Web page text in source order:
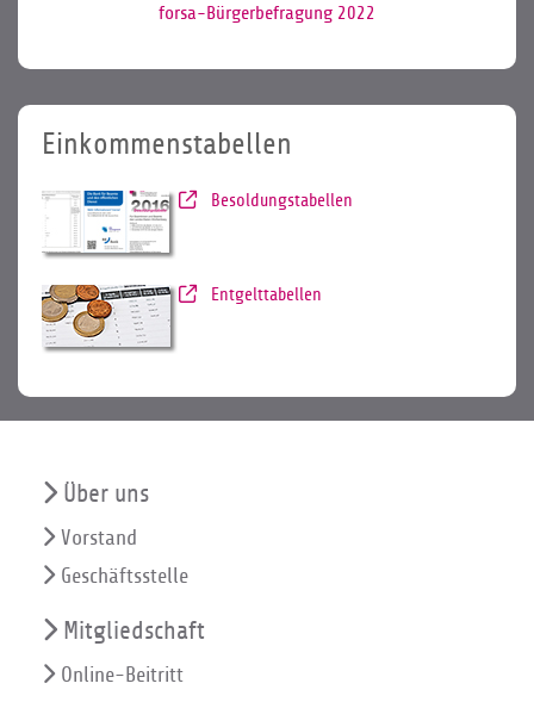
forsa-Bürgerbefragung 2022
Einkommenstabellen
Besoldungstabellen
Entgelttabellen
Über uns
Vorstand
Geschäftsstelle
Mitgliedschaft
Online-Beitritt